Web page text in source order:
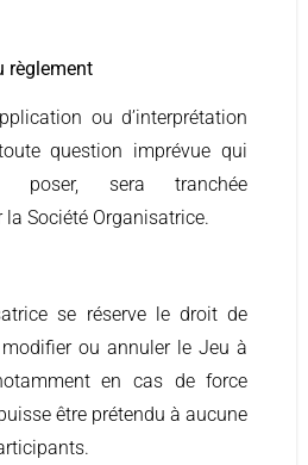
règlement
ou d’interprétation
question imprévue qui
sera tranchée
Société Organisatrice.
se réserve le droit de
modifier ou annuler le Jeu à
en cas de force
être prétendu à aucune